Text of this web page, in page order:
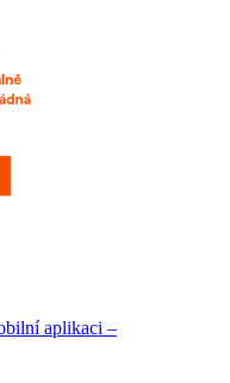
aplikaci –